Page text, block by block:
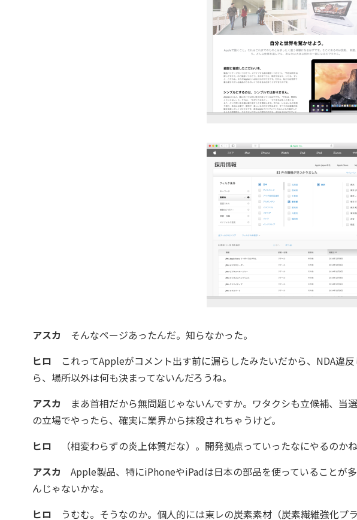
アスカ そんなページあったんだ。知らなかった。
ヒロ これってAppleがコメント出す前に漏らしたみたいだから、NDA違
ら、場所以外は何も決まってないんだろうね。
アスカ まあ首相だから無問題じゃないんですか。ワタクシも立候補、当
の立場でやったら、確実に業界から抹殺されちゃうけど。
ヒロ （相変わらずの炎上体質だな）。開発拠点っていったなにやるのか
アスカ Apple製品、特にiPhoneやiPadは日本の部品を使っていることが
んじゃないかな。
ヒロ うむむ。そうなのか。個人的には東レの炭素素材（炭素繊維強化プ